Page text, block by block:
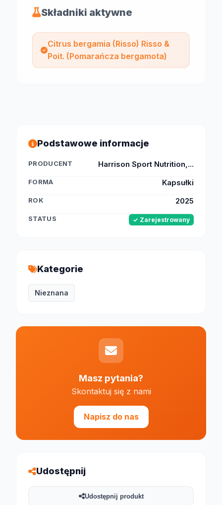
Składniki aktywne
Citrus bergamia (Risso) Risso &
Poit. (Pomarańcza bergamota)
Podstawowe informacje
PRODUCENT Harrison Sport Nutrition,...
FORMA Kapsułki
ROK 2025
STATUS ✓ Zarejestrowany
Kategorie
Nieznana
Masz pytania?
Skontaktuj się z nami
Napisz do nas
Udostępnij
Udostępnij produkt